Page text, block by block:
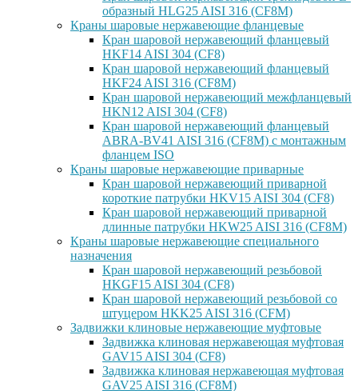
образный HLG25 AISI 316 (CF8M)
Краны шаровые нержавеющие фланцевые
Кран шаровой нержавеющий фланцевый
HKF14 AISI 304 (CF8)
Кран шаровой нержавеющий фланцевый
HKF24 AISI 316 (CF8M)
Кран шаровой нержавеющий межфланцевый
HKN12 AISI 304 (CF8)
Кран шаровой нержавеющий фланцевый
ABRA-BV41 AISI 316 (CF8M) с монтажным
фланцем ISO
Краны шаровые нержавеющие приварные
Кран шаровой нержавеющий приварной
короткие патрубки HKV15 AISI 304 (CF8)
Кран шаровой нержавеющий приварной
длинные патрубки HKW25 AISI 316 (CF8M)
Краны шаровые нержавеющие специального
назначения
Кран шаровой нержавеющий резьбовой
HKGF15 AISI 304 (CF8)
Кран шаровой нержавеющий резьбовой со
штуцером HKK25 AISI 316 (CFM)
Задвижки клиновые нержавеющие муфтовые
Задвижка клиновая нержавеющая муфтовая
GAV15 AISI 304 (CF8)
Задвижка клиновая нержавеющая муфтовая
GAV25 AISI 316 (CF8M)